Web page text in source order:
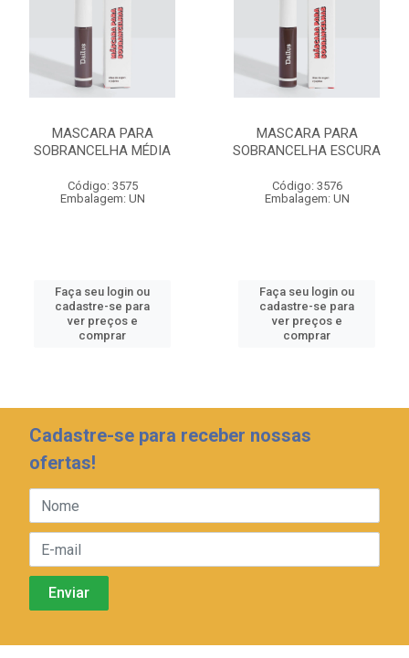
MASCARA PARA
SOBRANCELHA MÉDIA
Código: 3575
Embalagem: UN
Faça seu login ou
cadastre-se para
ver preços e
comprar
MASCARA PARA
SOBRANCELHA ESCURA
Código: 3576
Embalagem: UN
Faça seu login ou
cadastre-se para
ver preços e
comprar
Cadastre-se para receber nossas
ofertas!